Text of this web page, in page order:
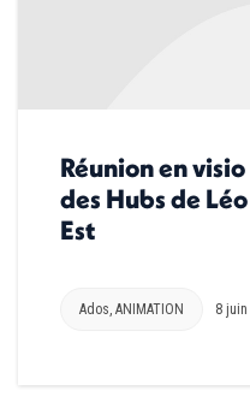
Réunion en
des Hubs de
Est
Ados, ANIMATION 8